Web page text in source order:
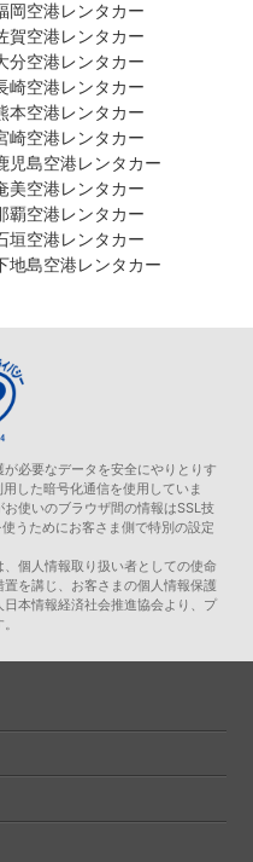
岡空港レンタカー
賀空港レンタカー
分空港レンタカー
崎空港レンタカー
本空港レンタカー
崎空港レンタカー
児島空港レンタカー
美空港レンタカー
覇空港レンタカー
垣空港レンタカー
地島空港レンタカー
必要なデータを安全にやりとりす
した暗号化通信を使用していま
使いのブラウザ間の情報はSSL技
うためにお客さま側で特別の設定
個人情報取り扱い者としての使命
を講じ、お客さまの個人情報保護
本情報経済社会推進協会より、プ